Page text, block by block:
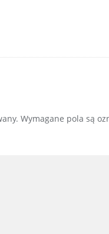
Wymagane pola są